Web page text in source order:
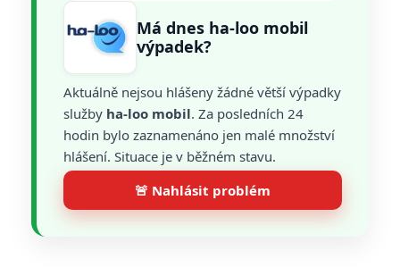
Má dnes ha-loo mobil
výpadek?
Aktuálně nejsou hlášeny žádné větší výpadky
služby ha-loo mobil. Za posledních 24
hodin bylo zaznamenáno jen malé množství
hlášení. Situace je v běžném stavu.
🚨 Nahlásit problém